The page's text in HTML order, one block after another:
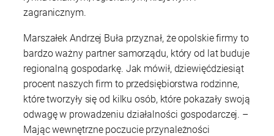
zagranicznym.
Marszałek Andrzej Buła przyznał, że opolskie firmy to
bardzo ważny partner samorządu, który od lat buduje
regionalną gospodarkę. Jak mówił, dziewięćdziesiąt
procent naszych firm to przedsiębiorstwa rodzinne,
które tworzyły się od kilku osób, które pokazały swoją
odwagę w prowadzeniu działalności gospodarczej. –
Mając wewnętrzne poczucie przynależności